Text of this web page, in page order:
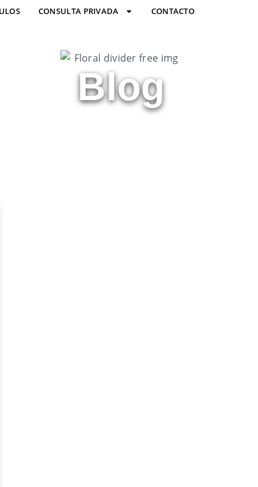
CONSULTA PRIVADA CONTACTO
Blog